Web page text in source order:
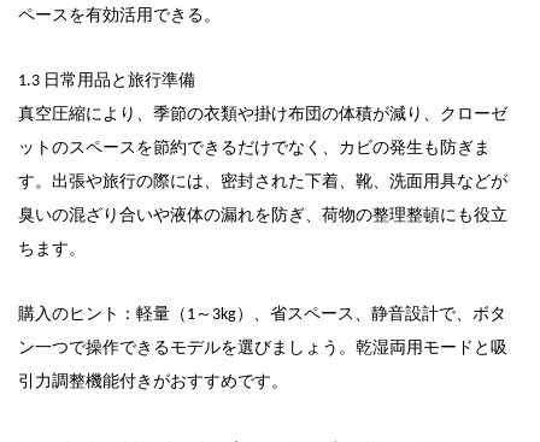
ペースを有効活用できる。
1.3 日常用品と旅行準備
真空圧縮により、季節の衣類や掛け布団の体積が減り、クローゼ
ットのスペースを節約できるだけでなく、カビの発生も防ぎま
す。出張や旅行の際には、密封された下着、靴、洗面用具などが
臭いの混ざり合いや液体の漏れを防ぎ、荷物の整理整頓にも役立
ちます。
購入のヒント：軽量（1～3kg）、省スペース、静音設計で、ボタ
ン一つで操作できるモデルを選びましょう。乾湿両用モードと吸
引力調整機能付きがおすすめです。